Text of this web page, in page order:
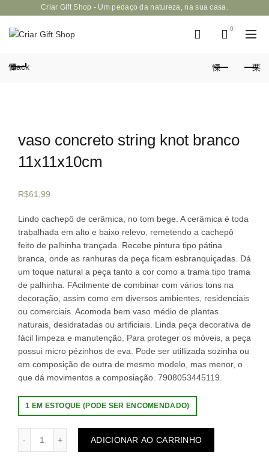
Criar Gift Shop - Um pedaço da natureza, na sua casa.
0
Back
vaso concreto string knot branco
11x11x10cm
R$61,99
Lindo cachepô de cerâmica, no tom bege. A cerâmica é toda
trabalhada em alto e baixo relevo, remetendo a cachepô
feito de palhinha trançada. Recebe pintura tipo pátina
branca, onde as ranhuras da peça ficam esbranquiçadas. Dá
um toque natural a peça tanto a cor como a trama tipo trama
de palhinha. FAcilmente de combinar com vários tons na
decoração, assim como em diversos ambientes, residenciais
ou comerciais. Acomoda bem vaso médio de plantas
naturais, desidratadas ou artificiais. Linda peça decorativa de
fácil limpeza e manutenção. Para proteger os móveis, a peça
possui micro pézinhos de eva. Pode ser utillizada sozinha ou
em composição de outra de mesmo modelo, mas menor, o
que dá movimentos a composiação. 7908053445119.
1 EM ESTOQUE (PODE SER ENCOMENDADO)
ADICIONAR AO CARRINHO